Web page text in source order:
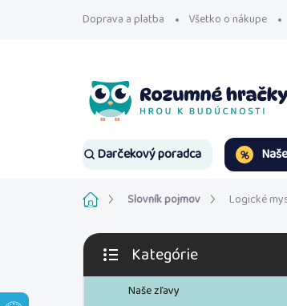
Doprava a platba Všetko o nákupe
Darčekový poradca
DomovSlovník pojmov Logické
B
č
Preskočiť
kategórie
Kategórie
Naše zľavy